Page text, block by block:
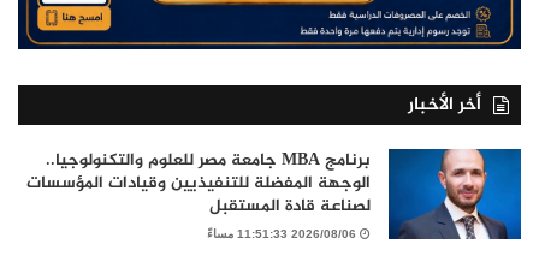
أخر الأخبار
برنامج MBA جامعة مصر للعلوم والتكنولوجيا..
الوجهة المفضلة للتنفيذيين وقيادات المؤسسات
لصناعة قادة المستقبل
2026/08/06 11:51:33 مساءً